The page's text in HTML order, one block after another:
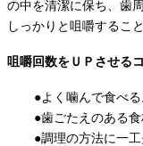
の中を清潔に保ち、歯
しっかりと咀嚼するこ
咀嚼回数をＵＰさせる
●よく噛んで食べ
●歯ごたえのある食
●調理の方法に一